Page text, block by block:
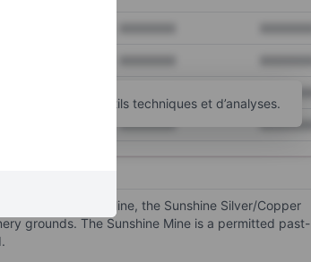
XXXXXXX XXXXXXX
à d’autres outils techniques et d’analyses.
the Sunshine Mine, the Sunshine Silver/Copper
grounds. The Sunshine Mine is a permitted past-